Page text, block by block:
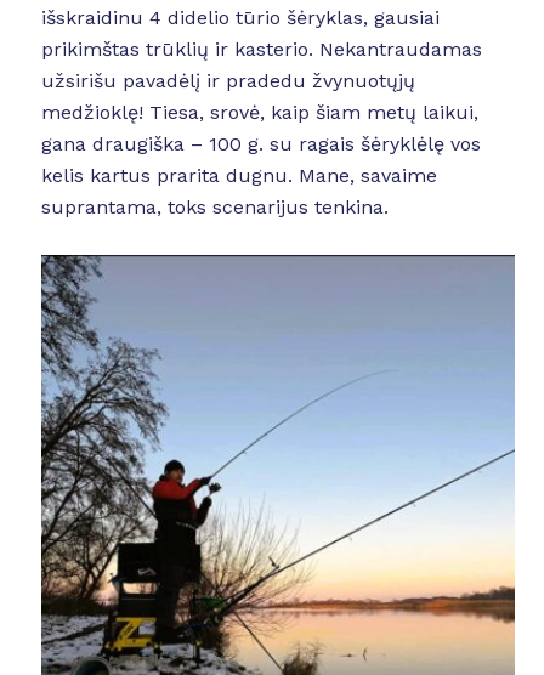
išskraidinu 4 didelio tūrio šėryklas, gausiai
prikimštas trūklių ir kasterio. Nekantraudamas
užsirišu pavadėlį ir pradedu žvynuotųjų
medžioklę! Tiesa, srovė, kaip šiam metų laikui,
gana draugiška – 100 g. su ragais šėryklėlę vos
kelis kartus prarita dugnu. Mane, savaime
suprantama, toks scenarijus tenkina.